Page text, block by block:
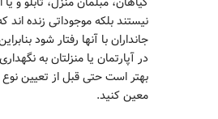
نیستند بلکه موجوداتی زنده اند
جانداران با آنها رفتار شود
در آپارتمان یا منزلتان به
بهتر است حتی قبل از تعیین نوع
معین کنید.